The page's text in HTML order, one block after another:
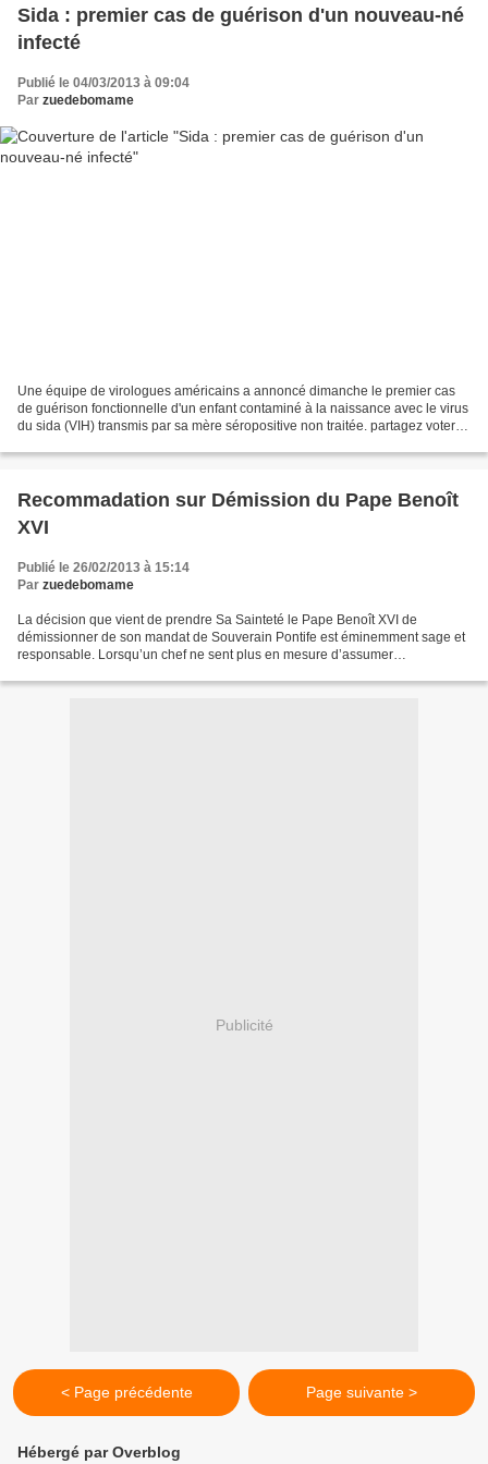
Sida : premier cas de guérison d'un nouveau-né
infecté
Publié le 04/03/2013 à 09:04
Par zuedebomame
Une équipe de virologues américains a annoncé dimanche le premier cas
de guérison fonctionnelle d'un enfant contaminé à la naissance avec le virus
du sida (VIH) transmis par sa mère séropositive non traitée. partagez voter
Recommadation sur Démission du Pape Benoît
XVI
Publié le 26/02/2013 à 15:14
Par zuedebomame
La décision que vient de prendre Sa Sainteté le Pape Benoît XVI de
démissionner de son mandat de Souverain Pontife est éminemment sage et
responsable. Lorsqu’un chef ne sent plus en mesure d’assumer
Publicité
< Page précédente Page suivante >
Hébergé par Overblog